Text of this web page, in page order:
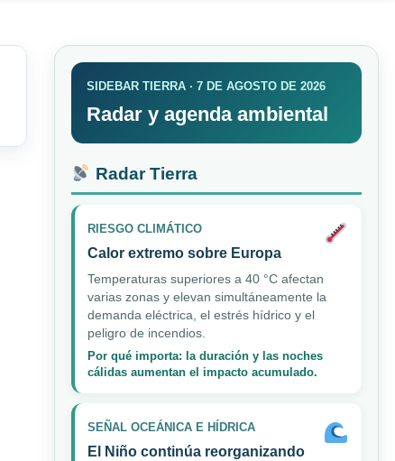
SIDEBAR TIERRA · 7 DE AGOSTO DE 2026
Radar y agenda ambiental
Radar Tierra
RIESGO CLIMÁTICO
Calor extremo sobre Europa
Temperaturas superiores a 40 °C afectan
varias zonas y elevan simultáneamente la
demanda eléctrica, el estrés hídrico y el
peligro de incendios.
Por qué importa: la duración y las noches
cálidas aumentan el impacto acumulado.
SEÑAL OCEÁNICA E HÍDRICA
El Niño continúa reorganizando